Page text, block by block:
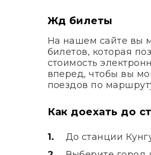
Жд билеты
На нашем сайте вы
билетов, которая
стоимость
вперед, чтобы вы
поездов по
Как доехать до
До станции